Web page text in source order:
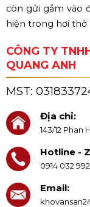
còn gửi gắm vào
hiện trong hơi thở
CÔNG TY
QUANG ANH
MST:
Địa chỉ:
143/12 Phan
Hotline -
0914 032 992
Email: